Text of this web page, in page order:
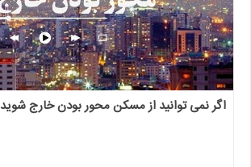
اگر نمی توانید از مسکن محور بودن خارج شوید